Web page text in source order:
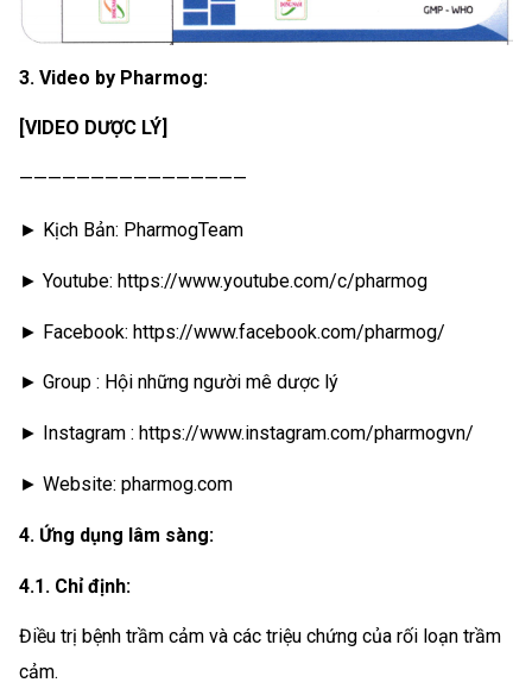
3. Video by Pharmog:
[VIDEO DƯỢC LÝ]
————————————————
► Kịch Bản: PharmogTeam
► Youtube: https://www.youtube.com/c/pharmog
► Facebook: https://www.facebook.com/pharmog/
► Group : Hội những người mê dược lý
► Instagram : https://www.instagram.com/pharmogvn/
► Website: pharmog.com
4. Ứng dụng lâm sàng:
4.1. Chỉ định:
Điều trị bệnh trầm cảm và các triệu chứng của rối loạn trầm
cảm.